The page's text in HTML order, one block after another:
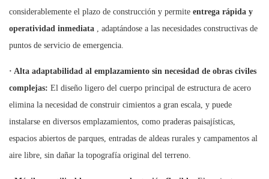
considerablemente el plazo de construcción y permite entrega rápida y
operatividad inmediata
, adaptándose a las necesidades constructivas de
puntos de servicio de emergencia.
· Alta adaptabilidad al emplazamiento sin necesidad de obras civiles
complejas: El diseño ligero del cuerpo principal de estructura de acero
elimina la necesidad de construir cimientos a gran escala, y puede
instalarse en diversos emplazamientos, como praderas paisajísticas,
espacios abiertos de parques, entradas de aldeas rurales y campamentos al
aire libre, sin dañar la topografía original del terreno.